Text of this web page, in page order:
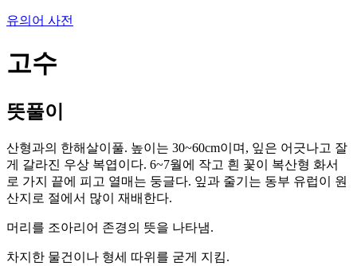
유의어 사전
고수
뜻풀이
산형과의 한해살이풀. 높이는 30~60cm이며, 잎은 어긋나고 잘
게 갈라진 우상 복엽이다. 6~7월에 작고 흰 꽃이 복산형 화서
로 가지 끝에 피고 열매는 둥글다. 잎과 줄기는 동부 유럽이 원
산지로 절에서 많이 재배한다.
머리를 조아리어 존경의 뜻을 나타냄.
차지한 물건이나 형세 따위를 굳게 지킴.